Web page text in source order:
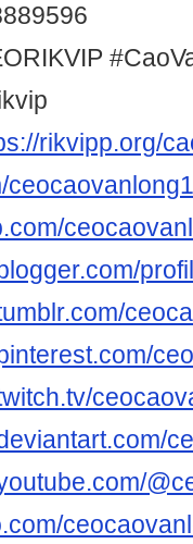
rikvipp.org/
ceocaovanlong1